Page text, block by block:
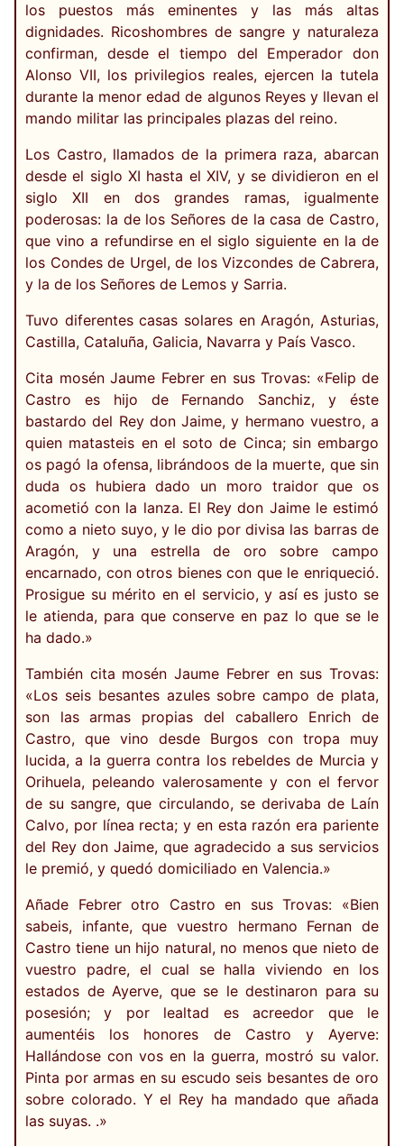
los puestos más eminentes y las más altas
dignidades. Ricoshombres de sangre y naturaleza
confirman, desde el tiempo del Emperador don
Alonso VII, los privilegios reales, ejercen la tutela
durante la menor edad de algunos Reyes y llevan el
mando militar las principales plazas del reino.
Los Castro, llamados de la primera raza, abarcan
desde el siglo XI hasta el XIV, y se dividieron en el
siglo XII en dos grandes ramas, igualmente
poderosas: la de los Señores de la casa de Castro,
que vino a refundirse en el siglo siguiente en la de
los Condes de Urgel, de los Vizcondes de Cabrera,
y la de los Señores de Lemos y Sarria.
Tuvo diferentes casas solares en Aragón, Asturias,
Castilla, Cataluña, Galicia, Navarra y País Vasco.
Cita mosén Jaume Febrer en sus Trovas: «Felip de
Castro es hijo de Fernando Sanchiz, y éste
bastardo del Rey don Jaime, y hermano vuestro, a
quien matasteis en el soto de Cinca; sin embargo
os pagó la ofensa, librándoos de la muerte, que sin
duda os hubiera dado un moro traidor que os
acometió con la lanza. El Rey don Jaime le estimó
como a nieto suyo, y le dio por divisa las barras de
Aragón, y una estrella de oro sobre campo
encarnado, con otros bienes con que le enriqueció.
Prosigue su mérito en el servicio, y así es justo se
le atienda, para que conserve en paz lo que se le
ha dado.»
También cita mosén Jaume Febrer en sus Trovas:
«Los seis besantes azules sobre campo de plata,
son las armas propias del caballero Enrich de
Castro, que vino desde Burgos con tropa muy
lucida, a la guerra contra los rebeldes de Murcia y
Orihuela, peleando valerosamente y con el fervor
de su sangre, que circulando, se derivaba de Laín
Calvo, por línea recta; y en esta razón era pariente
del Rey don Jaime, que agradecido a sus servicios
le premió, y quedó domiciliado en Valencia.»
Añade Febrer otro Castro en sus Trovas: «Bien
sabeis, infante, que vuestro hermano Fernan de
Castro tiene un hijo natural, no menos que nieto de
vuestro padre, el cual se halla viviendo en los
estados de Ayerve, que se le destinaron para su
posesión; y por lealtad es acreedor que le
aumentéis los honores de Castro y Ayerve:
Hallándose con vos en la guerra, mostró su valor.
Pinta por armas en su escudo seis besantes de oro
sobre colorado. Y el Rey ha mandado que añada
las suyas. .»